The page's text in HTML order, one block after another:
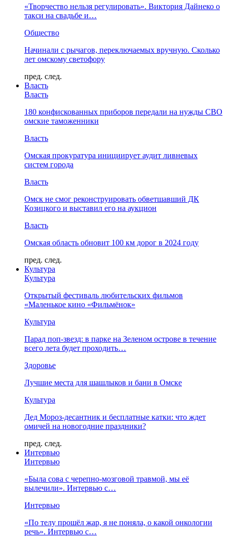
«Творчество нельзя регулировать». Виктория Дайнеко о
такси на свадьбе и…
Общество
Начинали с рычагов, переключаемых вручную. Сколько
лет омскому светофору
пред. след.
Власть
Власть
180 конфискованных приборов передали на нужды СВО
омские таможенники
Власть
Омская прокуратура инициирует аудит ливневых
систем города
Власть
Омск не смог реконструировать обветшавший ДК
Козицкого и выставил его на аукцион
Власть
Омская область обновит 100 км дорог в 2024 году
пред. след.
Культура
Культура
Открытый фестиваль любительских фильмов
«Маленькое кино «Фильмёнок»
Культура
Парад поп-звезд: в парке на Зеленом острове в течение
всего лета будет проходить…
Здоровье
Лучшие места для шашлыков и бани в Омске
Культура
Дед Мороз-десантник и бесплатные катки: что ждет
омичей на новогодние праздники?
пред. след.
Интервью
Интервью
«Была сова с черепно-мозговой травмой, мы её
вылечили». Интервью с…
Интервью
«По телу прошёл жар, я не поняла, о какой онкологии
речь». Интервью с…